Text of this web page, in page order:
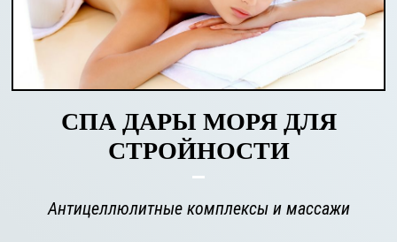
СПА ДАРЫ МОРЯ ДЛЯ
СТРОЙНОСТИ
Антицеллюлитные комплексы и массажи